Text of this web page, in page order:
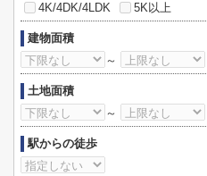
4K/4DK/4LDK
5K以上
建物面積
～
土地面積
～
駅からの徒歩